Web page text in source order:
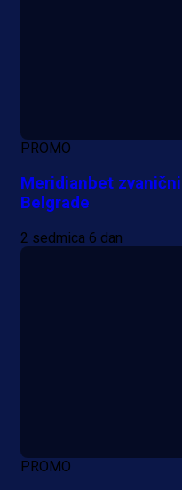
PROMO
Meridianbet
Belgrade
2 sedmica 6 dan
PROMO